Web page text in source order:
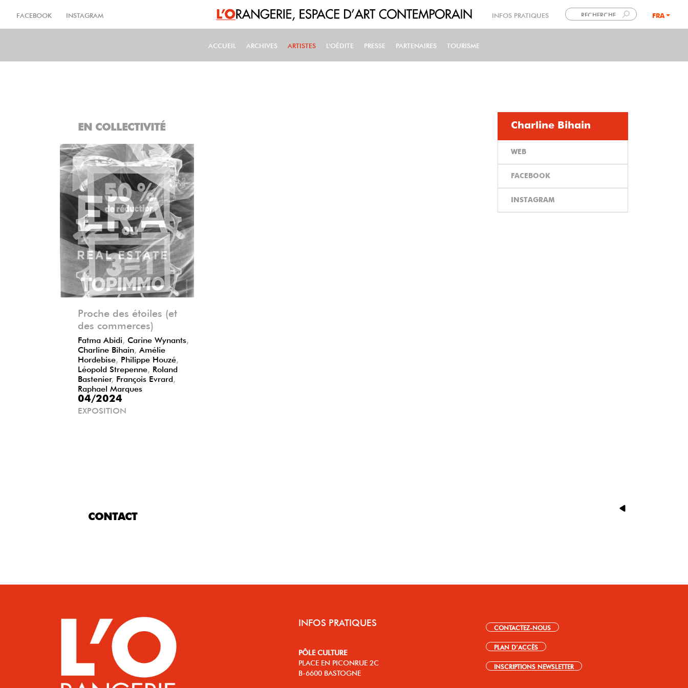
FACEBOOK INSTAGRAM INFOS PRATIQUES FRA
MAIN NAVIGATION
ACCUEIL ARCHIVES ARTISTES L'OÉDITE PRESSE PARTENAIRES TOURISME
EN COLLECTIVITÉ
Proche des étoiles (et
des commerces)
Fatma Abidi Carine Wynants
Charline Bihain Amélie
Hordebise Philippe Houzé
Léopold Strepenne Roland
Bastenier, François Evrard
Raphael Marques
04/2024
EXPOSITION
Charline Bihain
WEB
FACEBOOK
INSTAGRAM
CONTACT
INFOS PRATIQUES
PÔLE CULTURE
PLACE EN PICONRUE 2C
B-6600 BASTOGNE
CONTACTEZ-NOUS
PLAN D’ACCÈS
INSCRIPTIONS NEWSLETTER